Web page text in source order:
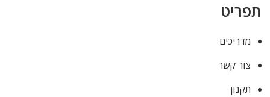
תפריט
מדריכים
צור קשר
תקנון